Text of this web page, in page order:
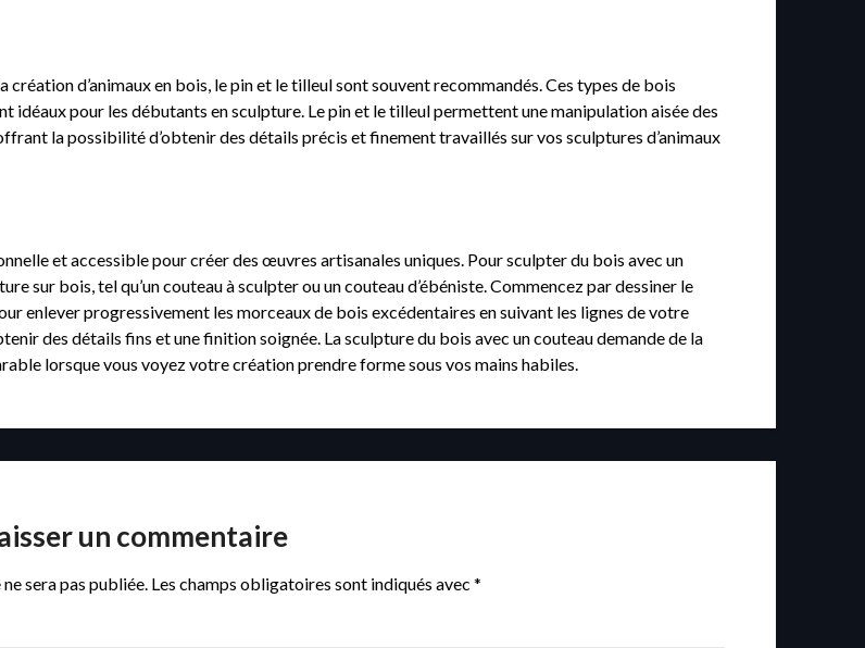
d’animaux en bois, le pin et le tilleul sont souvent recommandés. Ces types de bois
idéaux pour les débutants en sculpture. Le pin et le tilleul permettent une manipulation aisée des
la possibilité d’obtenir des détails précis et finement travaillés sur vos sculptures d’animaux
et accessible pour créer des œuvres artisanales uniques. Pour sculpter du bois avec un
sur bois, tel qu’un couteau à sculpter ou un couteau d’ébéniste. Commencez par dessiner le
enlever progressivement les morceaux de bois excédentaires en suivant les lignes de votre
des détails fins et une finition soignée. La sculpture du bois avec un couteau demande de la
lorsque vous voyez votre création prendre forme sous vos mains habiles.
un commentaire
sera pas publiée. Les champs obligatoires sont indiqués avec *